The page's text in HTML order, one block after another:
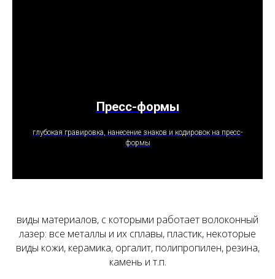
Пресс-формы
глубокая гравировка, нанесение знаков и кодировок на пресс-
формы
ПОЛУЧИТЬ ПРЕДЛОЖЕНИЕ
виды материалов, с которыми работает волоконный
лазер: все металлы и их сплавы, пластик, некоторые
виды кожи, керамика, оргалит, полипропилен, резина,
камень и т.п.